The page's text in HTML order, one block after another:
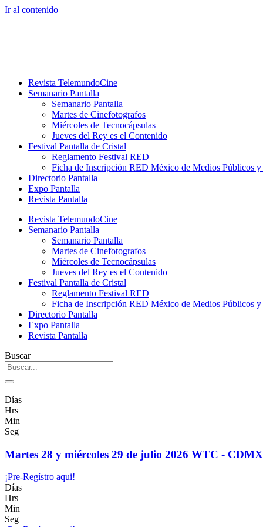
Ir al contenido
Revista TelemundoCine
Semanario Pantalla
Semanario Pantalla
Martes de Cinefotografos
Miércoles de Tecnocápsulas
Jueves del Rey es el Contenido
Festival Pantalla de Cristal
Reglamento Festival RED
Ficha de Inscripción RED México de Medios Públicos
Directorio Pantalla
Expo Pantalla
Revista Pantalla
Revista TelemundoCine
Semanario Pantalla
Semanario Pantalla
Martes de Cinefotografos
Miércoles de Tecnocápsulas
Jueves del Rey es el Contenido
Festival Pantalla de Cristal
Reglamento Festival RED
Ficha de Inscripción RED México de Medios Públicos
Directorio Pantalla
Expo Pantalla
Revista Pantalla
Buscar
Días
Hrs
Min
Seg
Martes 28 y miércoles 29 de julio 2026 WTC - CDMX
¡Pre-Regístro aqui!
Días
Hrs
Min
Seg